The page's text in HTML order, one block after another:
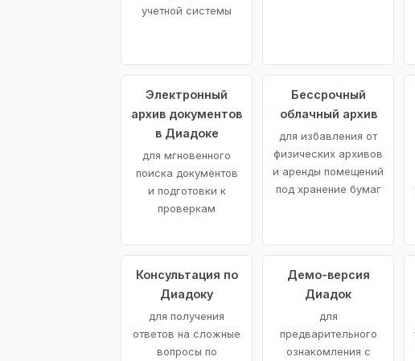
учетной системы
Электронный
архив документов
в Диадоке
для мгновенного
поиска документов
и подготовки к
проверкам
Бессрочный
облачный архив
для избавления от
физических архивов
и аренды помещений
под хранение бумаг
Консультация по
Диадоку
для получения
ответов на сложные
вопросы по
Демо-версия
Диадок
для
предварительного
ознакомления с